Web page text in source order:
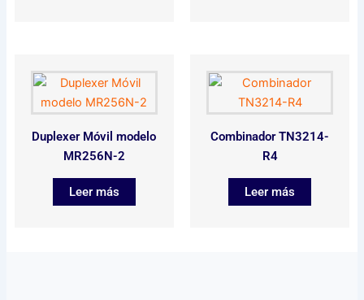
Duplexer Móvil modelo
MR256N-2
Leer más
Combinador TN3214-
R4
Leer más